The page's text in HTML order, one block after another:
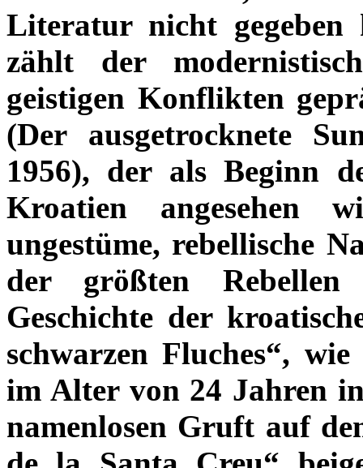
Literatur nicht gegeben
zählt der
geistigen Konflikten
(Der ausgetrocknete
1956), der als Beginn
Kroatien angesehen
ungestüme, rebellische
der größten
Geschichte der
schwarzen Fluches“,
im Alter von 24 Jahren
namenlosen Gruft auf